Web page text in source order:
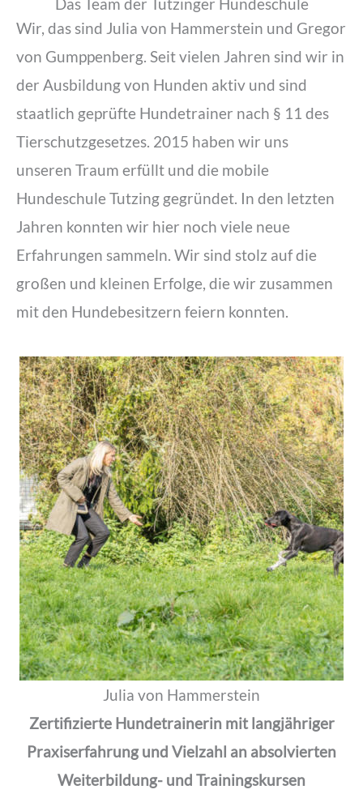
Wir, das sind Julia von Hammerstein und Gregor
von Gumppenberg. Seit vielen Jahren sind wir in
der Ausbildung von Hunden aktiv und sind
staatlich geprüfte Hundetrainer nach § 11 des
Tierschutzgesetzes. 2015 haben wir uns
unseren Traum erfüllt und die mobile
Hundeschule Tutzing gegründet. In den letzten
Jahren konnten wir hier noch viele neue
Erfahrungen sammeln. Wir sind stolz auf die
großen und kleinen Erfolge, die wir zusammen
mit den Hundebesitzern feiern konnten.
Julia von Hammerstein
Zertifizierte Hundetrainerin mit langjähriger
Praxiserfahrung und Vielzahl an absolvierten
Weiterbildung- und Trainingskursen